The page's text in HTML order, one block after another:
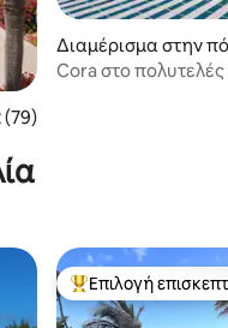
4,92 στα 5, 79
(79)
Διαμέρισμα στην
d Cayman
Cora στο
Κορυφαία επιλογή
Επιλογή